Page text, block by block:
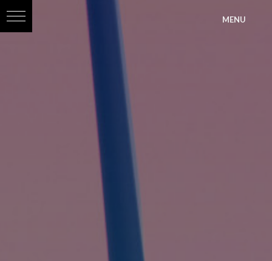
MENU